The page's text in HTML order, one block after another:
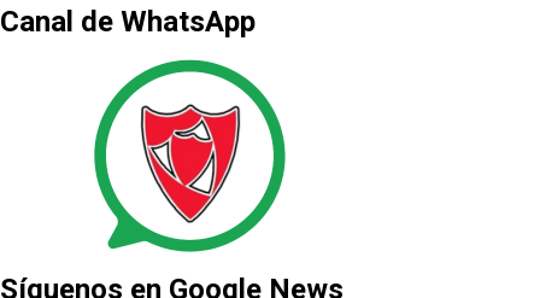
Canal de WhatsApp
Síguenos en Google News